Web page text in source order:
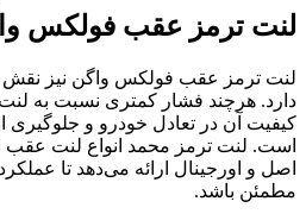
لنت ترمز عقب فولکس
لنت ترمز عقب فولکس واگن نیز نقش
دارد. هرچند فشار کمتری نسبت به
کیفیت آن در تعادل خودرو و جلوگیری
است. لنت ترمز محمد انواع لنت
اصل و اورجینال ارائه می‌دهد تا
مطمئن باشد.